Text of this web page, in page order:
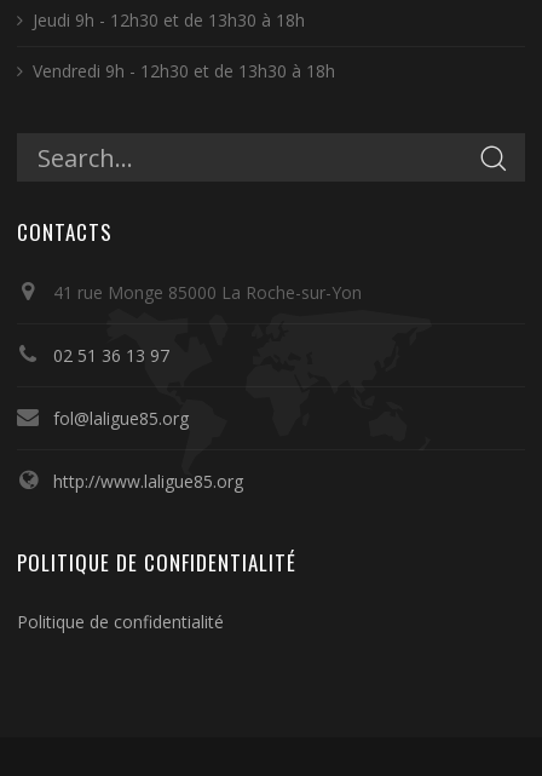
Jeudi 9h - 12h30 et de 13h30 à 18h
Vendredi 9h - 12h30 et de 13h30 à 18h
CONTACTS
41 rue Monge 85000 La Roche-sur-Yon
02 51 36 13 97
fol@laligue85.org
http://www.laligue85.org
POLITIQUE DE CONFIDENTIALITÉ
Politique de confidentialité